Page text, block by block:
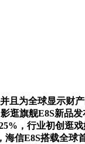
且为全球显示财
逛旗舰E8S新品
，行业初创逛
海信E8S搭载全球